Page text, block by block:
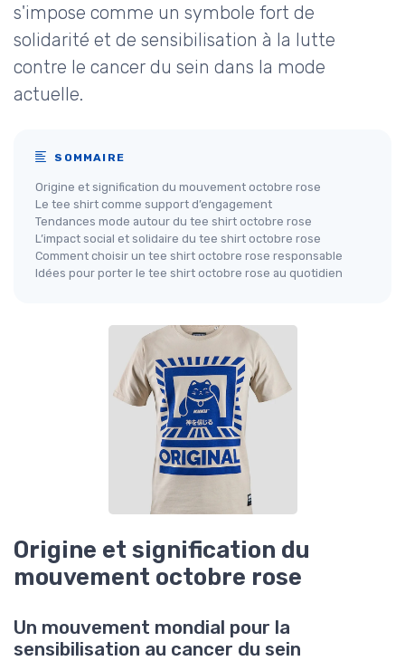
s'impose comme un symbole fort de
solidarité et de sensibilisation à la lutte
contre le cancer du sein dans la mode
actuelle.
SOMMAIRE
Origine et signification du mouvement octobre rose
Le tee shirt comme support d’engagement
Tendances mode autour du tee shirt octobre rose
L’impact social et solidaire du tee shirt octobre rose
Comment choisir un tee shirt octobre rose responsable
Idées pour porter le tee shirt octobre rose au quotidien
Origine et signification du
mouvement octobre rose
Un mouvement mondial pour la
sensibilisation au cancer du sein